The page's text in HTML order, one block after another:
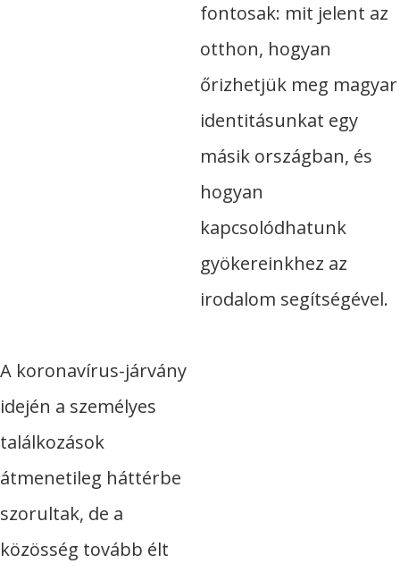
fontosak: mit jelent az
otthon, hogyan
őrizhetjük meg magyar
identitásunkat egy
másik országban, és
hogyan
kapcsolódhatunk
gyökereinkhez az
irodalom segítségével.
A koronavírus-járvány
idején a személyes
találkozások
átmenetileg háttérbe
szorultak, de a
közösség tovább élt